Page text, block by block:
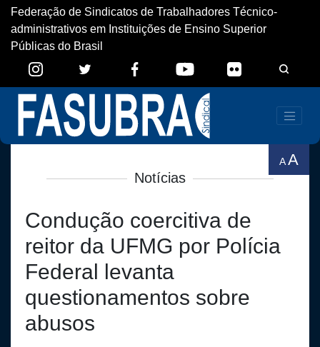
Federação de Sindicatos de Trabalhadores Técnico-
administrativos em Instituições de Ensino Superior
Públicas do Brasil
AA
Notícias
Condução coercitiva de
reitor da UFMG por Polícia
Federal levanta
questionamentos sobre
abusos